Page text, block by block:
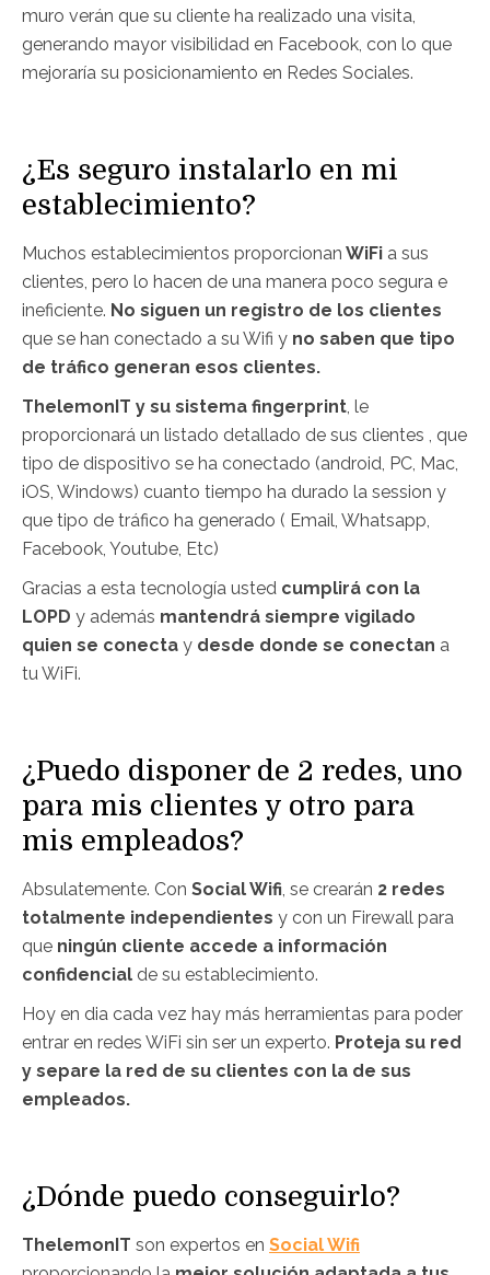
muro verán que su cliente ha realizado una visita,
generando mayor visibilidad en Facebook, con lo que
mejoraría su posicionamiento en Redes Sociales.
¿Es seguro instalarlo en mi
establecimiento?
Muchos establecimientos proporcionan WiFi a sus
clientes, pero lo hacen de una manera poco segura e
ineficiente. No siguen un registro de los clientes
que se han conectado a su Wifi y no saben que tipo
de tráfico generan esos clientes.
ThelemonIT y su sistema fingerprint, le
proporcionará un listado detallado de sus clientes , que
tipo de dispositivo se ha conectado (android, PC, Mac,
iOS, Windows) cuanto tiempo ha durado la session y
que tipo de tráfico ha generado ( Email, Whatsapp,
Facebook, Youtube, Etc)
Gracias a esta tecnología usted cumplirá con la
LOPD y además mantendrá siempre vigilado
quien se conecta y desde donde se conectan a
tu WiFi.
¿Puedo disponer de 2 redes, uno
para mis clientes y otro para
mis empleados?
Absulatemente. Con Social Wifi, se crearán 2 redes
totalmente independientes y con un Firewall para
que ningún cliente accede a información
confidencial de su establecimiento.
Hoy en dia cada vez hay más herramientas para poder
entrar en redes WiFi sin ser un experto. Proteja su red
y separe la red de su clientes con la de sus
empleados.
¿Dónde puedo conseguirlo?
ThelemonIT son expertos en Social Wifi